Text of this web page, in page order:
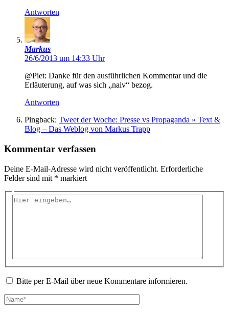
Antworten
Markus
26/6/2013 um 14:33 Uhr
@Piet: Danke für den ausführlichen Kommentar und die
Erläuterung, auf was sich „naiv“ bezog.
Antworten
Pingback: Tweet der Woche: Presse vs Propaganda » Text &
Blog – Das Weblog von Markus Trapp
Kommentar verfassen
Deine E-Mail-Adresse wird nicht veröffentlicht. Erforderliche
Felder sind mit * markiert
Hier
Bitte per E-Mail über neue Kommentare informieren.
Name*